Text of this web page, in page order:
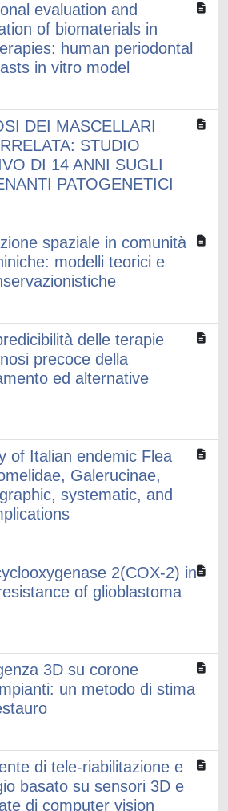
evaluation and
of biomaterials in
human periodontal
in vitro model
DEI MASCELLARI
STUDIO
DI 14 ANNI SUGLI
PATOGENETICI
spaziale in comunità
modelli teorici e
delle terapie
precoce della
ed alternative
of Italian endemic Flea
Galerucinae,
systematic, and
2(COX-2) in
of glioblastoma
3D su corone
un metodo di stima
di tele-riabilitazione e
basato su sensori 3D e
di computer vision